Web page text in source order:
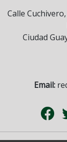
Calle
Ciudad
Email: